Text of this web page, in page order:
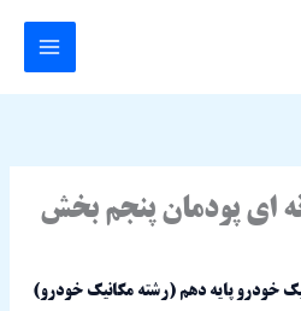
ای پودمان پنجم بخش
خودرو پایه دهم (رشته مکانیک خودرو)